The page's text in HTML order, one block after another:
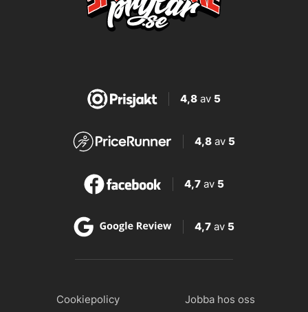
4,8av 5
4,8 av 5
4,7 av 5
4,7 av 5
Cookiepolicy Jobba hos oss